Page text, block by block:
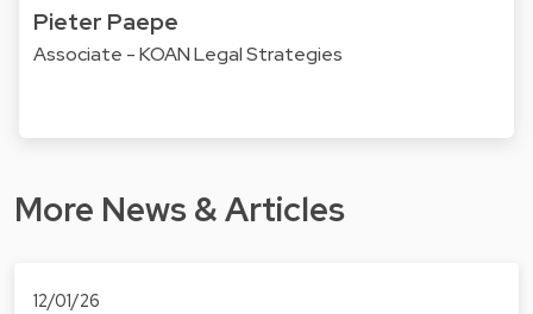
Pieter Paepe
Associate - KOAN Legal Strategies
More News & Articles
12/01/26